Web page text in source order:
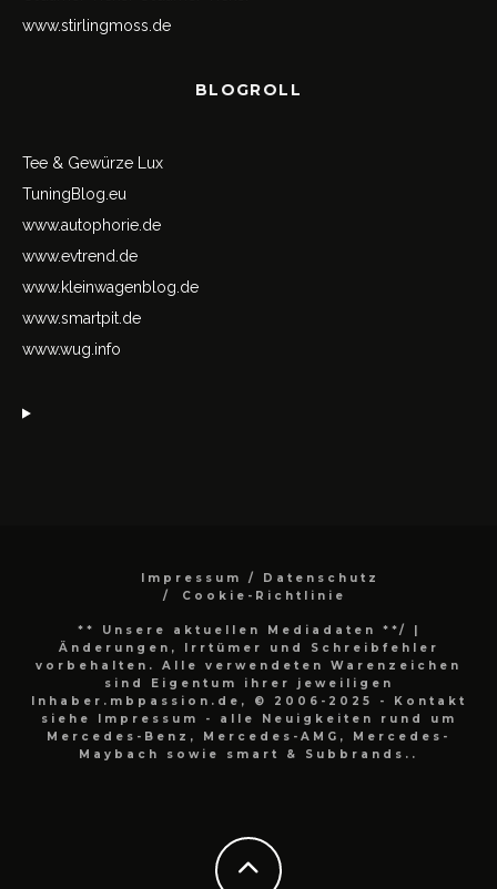
www.stirlingmoss.de
BLOGROLL
Tee & Gewürze Lux
TuningBlog.eu
www.autophorie.de
www.evtrend.de
www.kleinwagenblog.de
www.smartpit.de
www.wug.info
Impressum / Datenschutz
Cookie-Richtlinie
** Unsere aktuellen Mediadaten **/
|
Änderungen, Irrtümer und Schreibfehler
vorbehalten. Alle verwendeten Warenzeichen
sind Eigentum ihrer jeweiligen
Inhaber.mbpassion.de, © 2006-2025 - Kontakt
siehe Impressum - alle Neuigkeiten rund um
Mercedes-Benz, Mercedes-AMG, Mercedes-
Maybach sowie smart & Subbrands..